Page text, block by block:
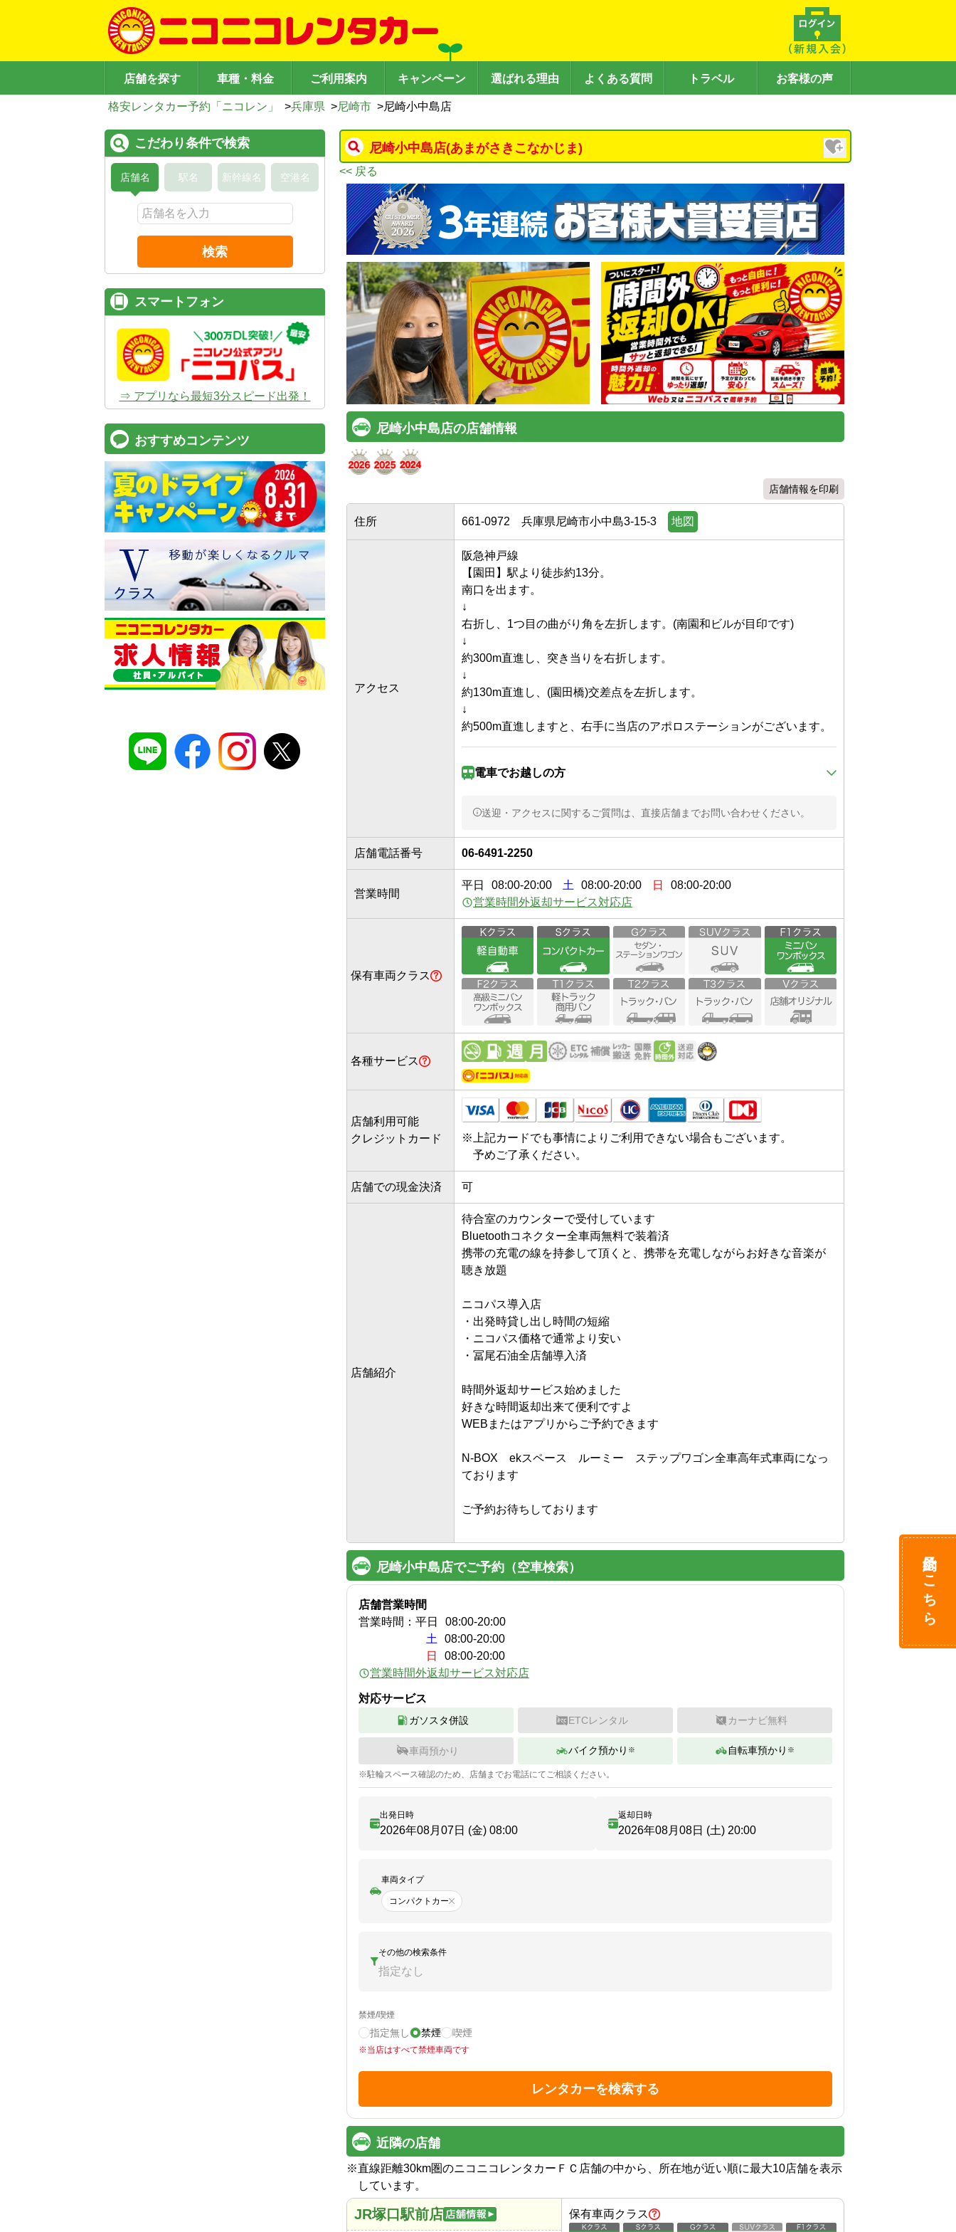
店舗を探す 車種・料金 ご利用案内 キャンペーン 選ばれる理由 よくある質問 トラベル お客様の声
格安レンタカー予約「ニコレン」 >兵庫県 >尼崎市 >尼崎小中島店
尼崎小中島店(あまがさきこなかじま)
<< 戻る
尼崎小中島店の店舗情報
店舗情報を印刷
住所 661-0972 兵庫県尼崎市小中島3-15-3 地図
アクセス
阪急神戸線
【園田】駅より徒歩約13分。
南口を出ます。
↓
右折し、1つ目の曲がり角を左折します。(南園和ビルが目印です)
↓
約300m直進し、突き当りを右折します。
↓
約130m直進し、(園田橋)交差点を左折します。
↓
電車でお越しの方
徒歩13分
阪急神戸線
【園田】駅より徒歩約13分。
↓
右折し、1つ目の曲がり角を左折します。(南園和ビルが目印で
す)
↓
約300m直進し、突き当りを右折します。
↓
約130m直進し、(園田橋)交差点を左折します。
↓
約500m直進しますと、右手に当店のアポロステーションがござ
います。
送迎・アクセスに関するご質問は、直接店舗までお問い合わせください。
店舗電話番号 06-6491-2250
営業時間
平日 08:00-20:00 土 08:00-20:00 日
08:00-20:00
営業時間外返却サービス対応店
保有車両クラス
各種サービス
店舗利用可能
クレジットカード
※ 上記カードでも事情によりご利用できない場合もございます。
予めご了承ください。
店舗での現金決済 可
店舗紹介
待合室のカウンターで受付しています
Bluetoothコネクター全車両無料で装着済
携帯の充電の線を持参して頂くと、携帯を充電しながらお好きな音楽が
聴き放題
ニコパス導入店
・出発時貸し出し時間の短縮
・ニコパス価格で通常より安い
・冨尾石油全店舗導入済
時間外返却サービス始めました
好きな時間返却出来て便利ですよ
WEBまたはアプリからご予約できます
N-BOX　ekスペース　ルーミー　ステップワゴン全車高年式車両になっ
ております
ご予約お待ちしております
尼崎小中島店でご予約（空車検索）
店舗営業時間
営業時間： 平日 08:00-20:00
土
08:00-20:00
日
08:00-20:00
営業時間外返却サービス対応店
対応サービス
ガソスタ併設 ETCレンタル カーナビ無料
車両預かり バイク預かり ※ 自転車預かり ※
※駐輪スペース確認のため、店舗までお電話にてご相談ください。
出発日時
2026年08月07日 (金) 08:00
返却日時
2026年08月08日 (土) 20:00
車両タイプ
コンパクトカー
その他の検索条件
指定なし
禁煙/喫煙
指定無し 禁煙 喫煙
※当店はすべて禁煙車両です
レンタカーを検索する
近隣の店舗
※直線距離30km圏のニコニコレンタカーＦＣ店舗の中から、所在地が近い順に最大10店舗を表示
しています。
JR塚口駅前店 保有車両クラス
予約はこちら
こだわり条件で検索
店舗名 駅名 新幹線名 空港名
検索
スマートフォン
⇒ アプリなら最短3分スピード出発！
おすすめコンテンツ